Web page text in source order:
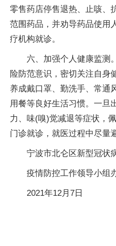
零售药店停售退热、止咳、
范围药品，并劝导药品使用
疗机构就诊。
六、加强个人健康监测
险防范意识，密切关注自身
养成戴口罩、勤洗手、常通
用餐等良好生活习惯。一旦
力、味(嗅)觉减退等症状，
门诊就诊，就医过程中尽量
宁波市北仑区新型冠状
疫情防控工作领导小组
2021年12月7日